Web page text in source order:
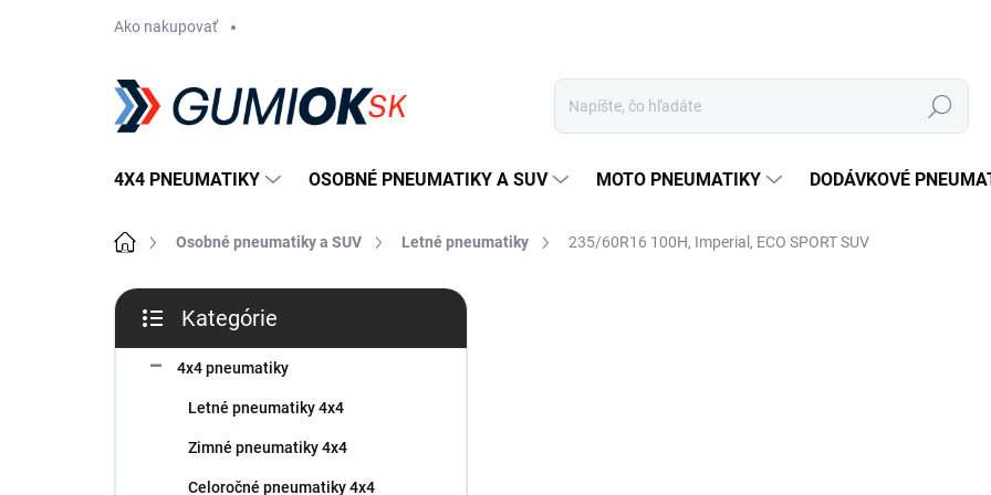
Ako nakupovať
Hľadať
4X4 PNEUMATIKY OSOBNÉ PNEUMATIKY A SUV MOTO PNEUMATIKY DODÁVKOVÉ
DomovOsobné pneumatiky a SUV Letné pneumatiky 235/60R16 100H, Imperial, ECO SPORT SUV
B
č
kategórie
Kategórie
4x4 pneumatiky
Letné pneumatiky 4x4
Zimné pneumatiky 4x4
Celoročné pneumatiky 4x4